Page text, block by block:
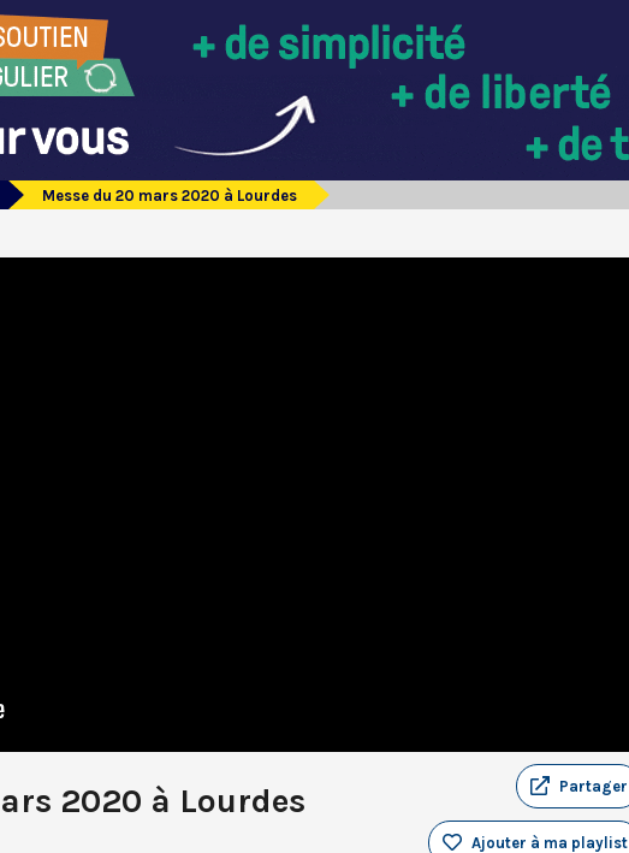
Messe du 20 mars 2020 à Lourdes
2020 à Lourdes Partager
Ajouter à ma playlist